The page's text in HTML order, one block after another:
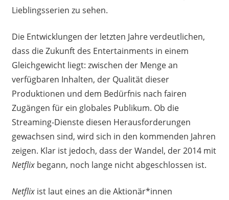
Lieblingsserien zu sehen.
Die Entwicklungen der letzten Jahre verdeutlichen,
dass die Zukunft des Entertainments in einem
Gleichgewicht liegt: zwischen der Menge an
verfügbaren Inhalten, der Qualität dieser
Produktionen und dem Bedürfnis nach fairen
Zugängen für ein globales Publikum. Ob die
Streaming-Dienste diesen Herausforderungen
gewachsen sind, wird sich in den kommenden Jahren
zeigen. Klar ist jedoch, dass der Wandel, der 2014 mit
Netflix begann, noch lange nicht abgeschlossen ist.
Netflixist laut eines an die Aktionär*innen